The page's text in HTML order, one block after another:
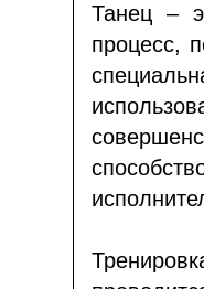
Танец –
процесс,